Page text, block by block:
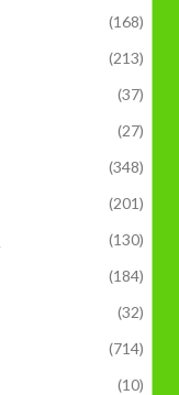
(168)
(213)
(37)
(27)
(348)
(201)
(130)
(184)
(32)
(714)
(10)